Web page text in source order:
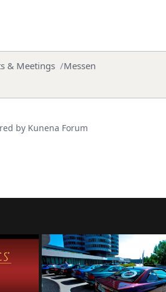
& Meetings
Messen
by Kunena Forum